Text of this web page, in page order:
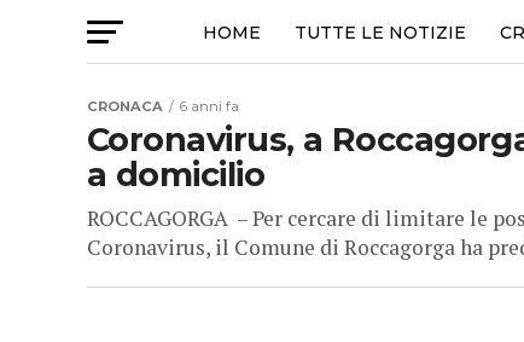
HOME TUTTE LE NOTIZIE
CRONACA 6 anni fa
Coronavirus, a
a domicilio
ROCCAGORGA – Per cercare di limitare le
Coronavirus, il Comune di Roccagorga ha